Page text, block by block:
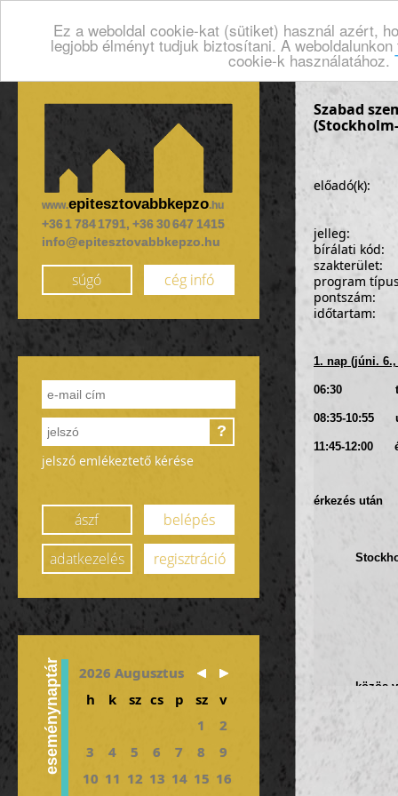
Ez a weboldal cookie-kat (sütiket) használ azért,
legjobb élményt tudjuk biztosítani. A
cookie-k használatához.
www.epitesztovabbkepzo.hu
+36 1 784 1791, +36 30 647 1415
info@epitesztovabbkepzo.hu
súgó cég infó
?
jelszó emlékeztető kérése
ászf
belépés
adatkezelés
regisztráció
eseménynaptár
2026 Augusztus
h
k sz cs p sz
v
1
2
3
4 5 6 7 8
9
10 11 12 13 14 15 16
Szabad
előadó(k):
jelleg:
bírálati kód:
szakterület:
program
pontszám:
időtartam:
1. nap(júni. 6.,
06:30
08:35-10:55
11:45-12:00
érkezés után
közös